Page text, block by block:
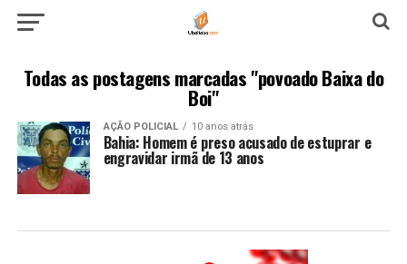
Todas as postagens marcadas "povoado Baixa do
Boi"
AÇÃO POLICIAL 10 anos atrás
Bahia: Homem é preso acusado de estuprar e
engravidar irmã de 13 anos